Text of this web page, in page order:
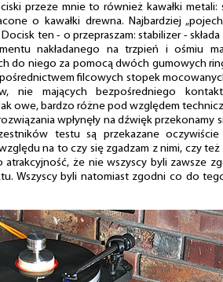
przeze mnie to również kawałki metali:
o kawałki drewna. Najbardziej
ten - o przepraszam: stabilizer - składa
nakładanego na trzpień i ośmiu
do niego za pomocą dwóch gumowych
pośrednictwem filcowych stopek
nie mających bezpośredniego
owe, bardzo różne pod względem
wpłynęły na dźwięk przekonamy
testu są przekazane
na to czy się zgadzam z nimi, czy też
atrakcyjność, że nie wszyscy byli zawsze
Wszyscy byli natomiast zgodni co do